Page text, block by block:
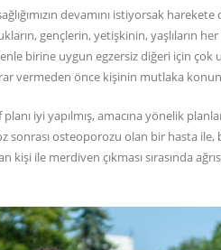
devamını istiyorsak
gençlerin, yetişkinin, yaşlıların
birine uygun egzersiz diğeri için
vermeden önce kişinin mutlaka
iyi yapılmış, amacına yönelik
sonrası osteoporozu olan bir hasta
kişi ile merdiven çıkması sırasında